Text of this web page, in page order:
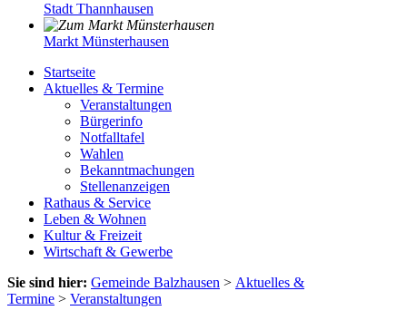
Stadt Thannhausen
Markt Münsterhausen
Startseite
Aktuelles & Termine
Veranstaltungen
Bürgerinfo
Notfalltafel
Wahlen
Bekanntmachungen
Stellenanzeigen
Rathaus & Service
Leben & Wohnen
Kultur & Freizeit
Wirtschaft & Gewerbe
Sie sind hier: Gemeinde Balzhausen > Aktuelles &
Termine > Veranstaltungen